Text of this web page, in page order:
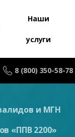
Наши
услуги
8 (800) 350-58-78
и МГН
«ППВ 2200»